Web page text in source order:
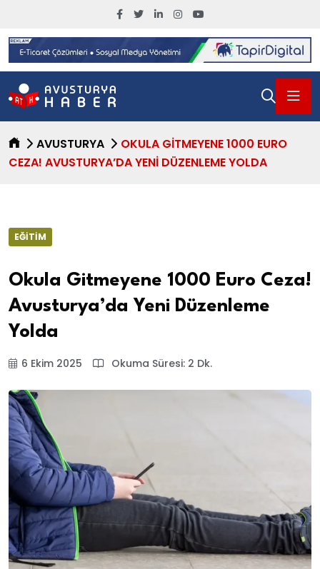
AVUSTURYA
OKULA GITMEYENE 1000 EURO
CEZA! AVUSTURYA’DA YENI DÜZENLEME YOLDA
EĞITIM
Okula Gitmeyene 1000 Euro Ceza!
Avusturya’da Yeni Düzenleme
Yolda
6 Ekim 2025 Okuma Süresi: 2 Dk.